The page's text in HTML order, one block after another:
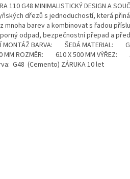
110 G48 MINIMALISTICKÝ DESIGN A
dřezů s jednoduchostí, která
mnoha barev a kombinovat s řadou
odpad, bezpečnostní přepad a
BARVA: ŠEDÁ MATERIAL:
ROZMĚR: 610 X 500 MM VÝŘEZ:
G48 (Cemento) ZÁRUKA 10 let